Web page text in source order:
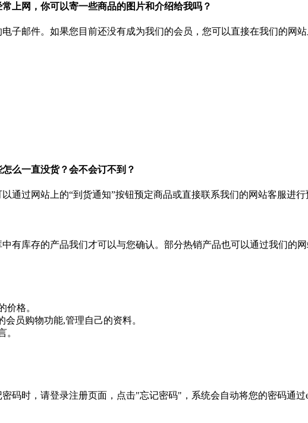
上网，你可以寄一些商品的图片和介绍给我吗？
子邮件。如果您目前还没有成为我们的会员，您可以直接在我们的网站
么一直没货？会不会订不到？
通过网站上的“到货通知”按钮预定商品或直接联系我们的网站客服进行
有库存的产品我们才可以与您确认。部分热销产品也可以通过我们的
价格。
员购物功能,管理自己的资料。
。
码时，请登录注册页面，点击"忘记密码"，系统会自动将您的密码通